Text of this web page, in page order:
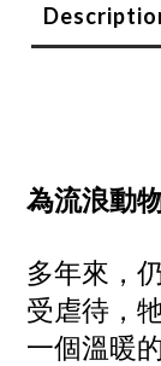
為流浪動
多年來，
受虐待，
一個溫暖的